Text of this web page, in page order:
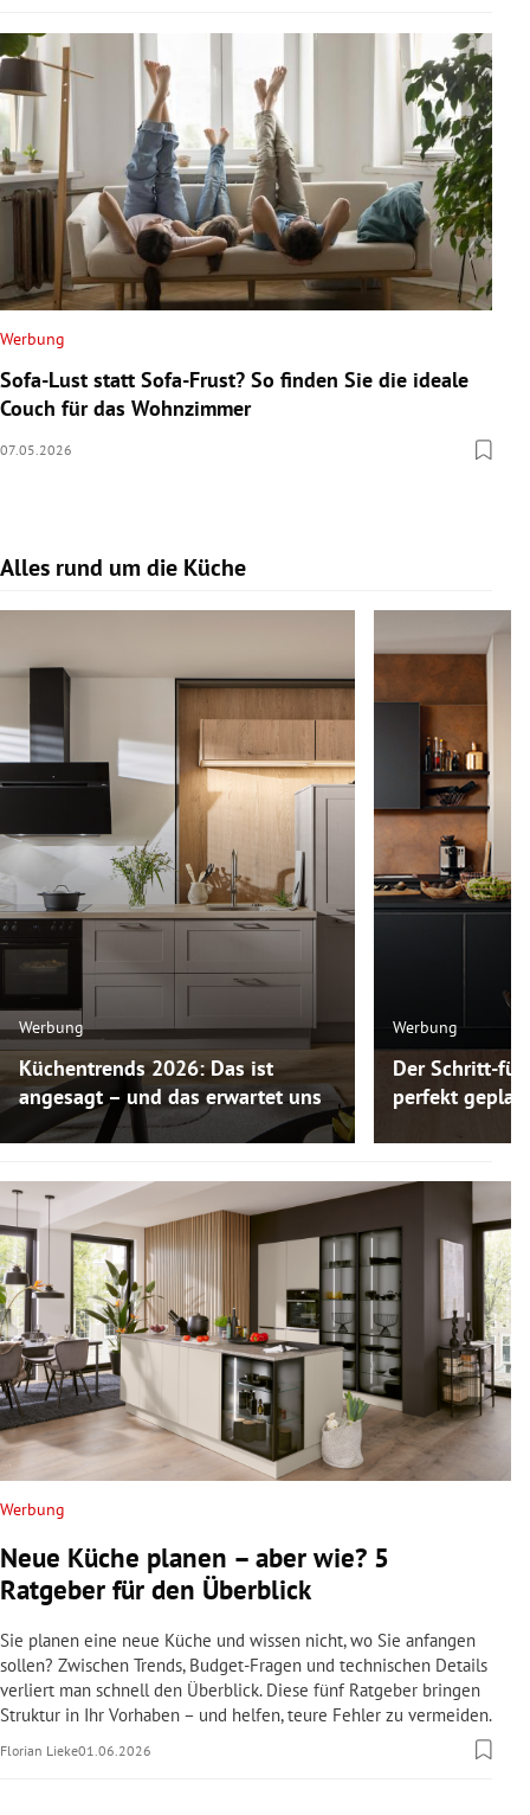
Werbung
Sofa-Lust statt Sofa-Frust? So finden Sie die ideale
Couch für das Wohnzimmer
07.05.2026
Alles rund um die Küche
Slide 1 von 17
Werbung
Küchentrends 2026: Das ist
angesagt – und das erwartet uns
Werbung
Der Schritt-
perfekt
Werbung
Neue Küche planen – aber wie? 5
Ratgeber für den Überblick
Sie planen eine neue Küche und wissen nicht, wo Sie anfangen
sollen? Zwischen Trends, Budget-Fragen und technischen Details
verliert man schnell den Überblick. Diese fünf Ratgeber bringen
Struktur in Ihr Vorhaben – und helfen, teure Fehler zu vermeiden.
Florian Lieke01.06.2026